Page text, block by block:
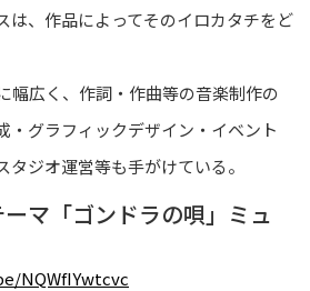
は、作品によってそのイロカタチをど
幅広く、作詞・作曲等の音楽制作の
・グラフィックデザイン・イベント
ジオ運営等も手がけている。
マ「ゴンドラの唄」ミュ
NQWfIYwtcvc